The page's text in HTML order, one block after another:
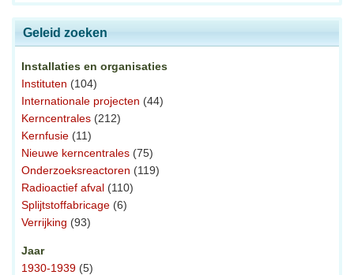
Geleid zoeken
Installaties en organisaties
Instituten (104)
Internationale projecten (44)
Kerncentrales (212)
Kernfusie (11)
Nieuwe kerncentrales (75)
Onderzoeksreactoren (119)
Radioactief afval (110)
Splijtstoffabricage (6)
Verrijking (93)
Jaar
1930-1939 (5)